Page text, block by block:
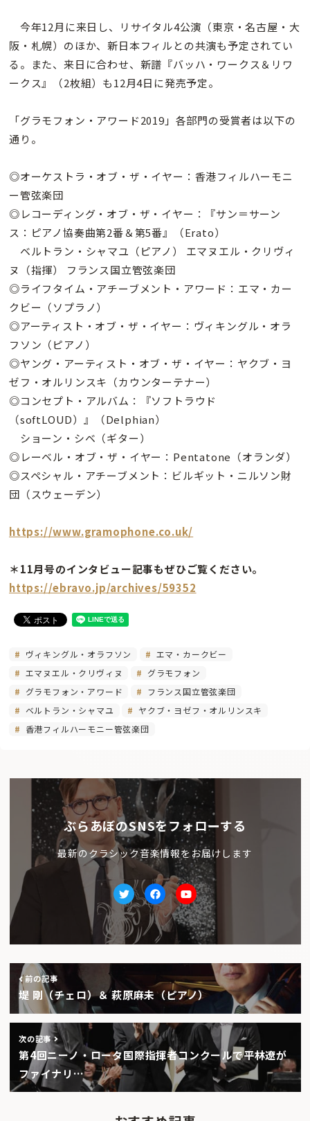
今年12月に来日し、リサイタル4公演（東京・名古屋・大
阪・札幌）のほか、新日本フィルとの共演も予定されてい
る。また、来日に合わせ、新譜『バッハ・ワークス＆リワ
ークス』（2枚組）も12月4日に発売予定。
「グラモフォン・アワード2019」各部門の受賞者は以下の
通り。
◎オーケストラ・オブ・ザ・イヤー：香港フィルハーモニ
ー管弦楽団
◎レコーディング・オブ・ザ・イヤー：『サン＝サーン
ス：ピアノ協奏曲第2番＆第5番』（Erato）
ベルトラン・シャマユ（ピアノ） エマヌエル・クリヴィ
ヌ（指揮） フランス国立管弦楽団
◎ライフタイム・アチーブメント・アワード：エマ・カー
クビー（ソプラノ）
◎アーティスト・オブ・ザ・イヤー：ヴィキングル・オラ
フソン（ピアノ）
◎ヤング・アーティスト・オブ・ザ・イヤー：ヤクブ・ヨ
ゼフ・オルリンスキ（カウンターテナー）
◎コンセプト・アルバム：『ソフトラウド
（softLOUD）』（Delphian）
ショーン・シベ（ギター）
◎レーベル・オブ・ザ・イヤー：Pentatone（オランダ）
◎スペシャル・アチーブメント：ビルギット・ニルソン財
団（スウェーデン）
https://www.gramophone.co.uk/
＊11月号のインタビュー記事もぜひご覧ください。
https://ebravo.jp/archives/59352
ヴィキングル・オラフソン
エマ・カークビー
エマヌエル・クリヴィヌ
グラモフォン
グラモフォン・アワード
フランス国立管弦楽団
ベルトラン・シャマユ
ヤクブ・ヨゼフ・オルリンスキ
香港フィルハーモニー管弦楽団
ぶらあぼのSNSをフォローする
最新のクラシック音楽情報をお届けします
TwitterfacebookYoutube
前の記事
堤 剛（チェロ）＆ 萩原麻未（ピアノ）
次の記事
第4回ニーノ・ロータ国際指揮者コンクールで平林遼が
ファイナリ…